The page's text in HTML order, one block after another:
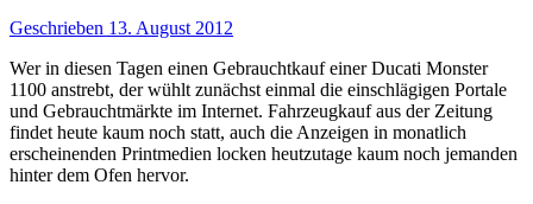
Geschrieben 13. August 2012
Wer in diesen Tagen einen Gebrauchtkauf einer Ducati Monster
1100 anstrebt, der wühlt zunächst einmal die einschlägigen Portale
und Gebrauchtmärkte im Internet. Fahrzeugkauf aus der Zeitung
findet heute kaum noch statt, auch die Anzeigen in monatlich
erscheinenden Printmedien locken heutzutage kaum noch jemanden
hinter dem Ofen hervor.